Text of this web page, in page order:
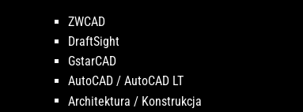
ZWCAD
DraftSight
GstarCAD
AutoCAD / AutoCAD LT
Architektura / Konstrukcja